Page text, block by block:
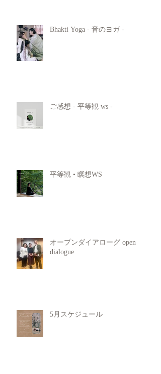
Bhakti Yoga - 音のヨガ -
ご感想 - 平等観 ws -
平等観 • 瞑想WS
オープンダイアローグ open
dialogue
5月スケジュール